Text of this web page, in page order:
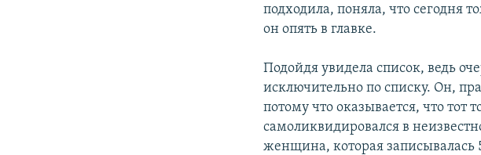
подходила, поняла, что сегодня
он опять в главке.
Подойдя увидела список, ведь
исключительно по списку. Он,
потому что оказывается, что
самоликвидировался в
женщина, которая записывалась